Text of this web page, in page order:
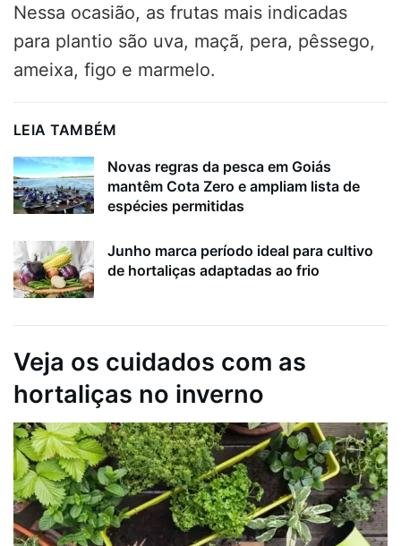
Nessa ocasião, as frutas mais indicadas
para plantio são uva, maçã, pera, pêssego,
ameixa, figo e marmelo.
LEIA TAMBÉM
Novas regras da pesca em Goiás
mantêm Cota Zero e ampliam lista de
espécies permitidas
Junho marca período ideal para cultivo
de hortaliças adaptadas ao frio
Veja os cuidados com as
hortaliças no inverno